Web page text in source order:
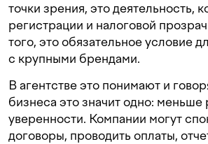
точки зрения, это деятельность,
регистрации и налоговой
того, это обязательное условие
с крупными брендами.
В агентстве это понимают и
бизнеса это значит одно:
уверенности. Компании могут
договоры, проводить оплаты,